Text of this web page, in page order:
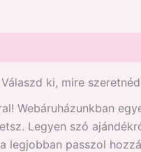
ki, mire
Webáruházunkban
Legyen szó
legjobban passzol